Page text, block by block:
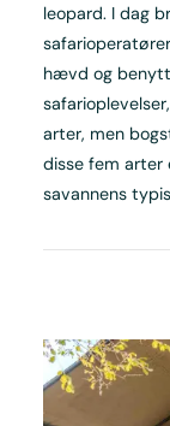
leopard. I dag
hævd og
arter, men
disse fem arter
savannens